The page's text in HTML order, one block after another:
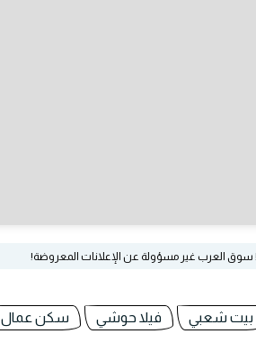
سوق العرب غير مسؤولة عن الإعلانات المعروضة!
بيت شعبي فيلا حوشي سكن عمال